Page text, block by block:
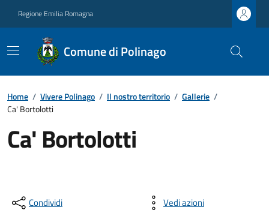
Regione Emilia Romagna
Comune di Polinago
Home / Vivere Polinago / Il nostro territorio / Gallerie /
Ca' Bortolotti
Ca' Bortolotti
Condividi Vedi azioni